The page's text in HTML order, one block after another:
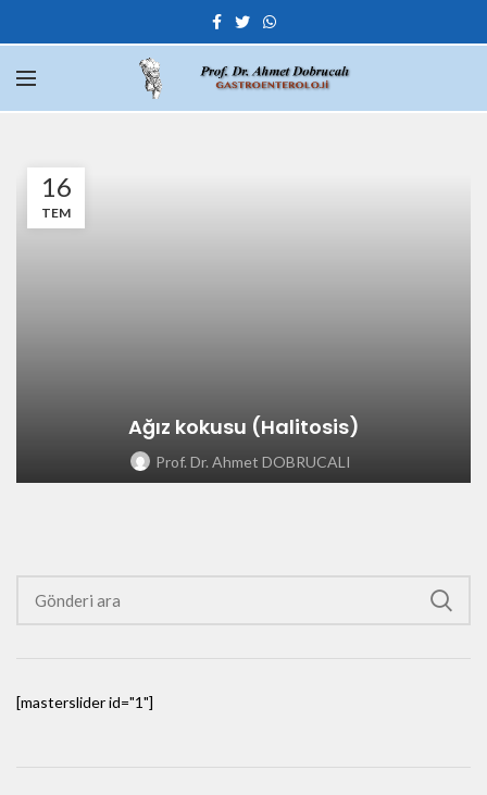
16
TEM
Ağız kokusu (Halitosis)
Prof. Dr. Ahmet DOBRUCALI
[masterslider id="1"]